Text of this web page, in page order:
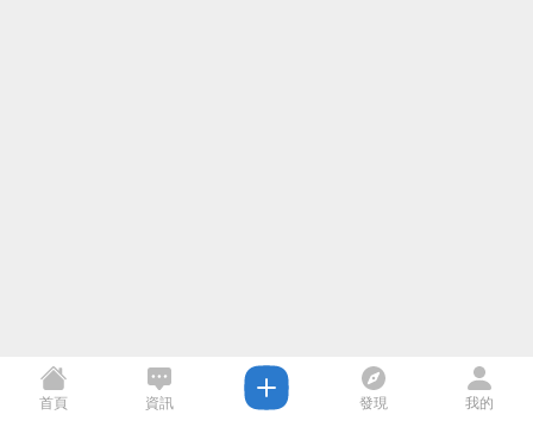
首頁 資訊 發現 我的